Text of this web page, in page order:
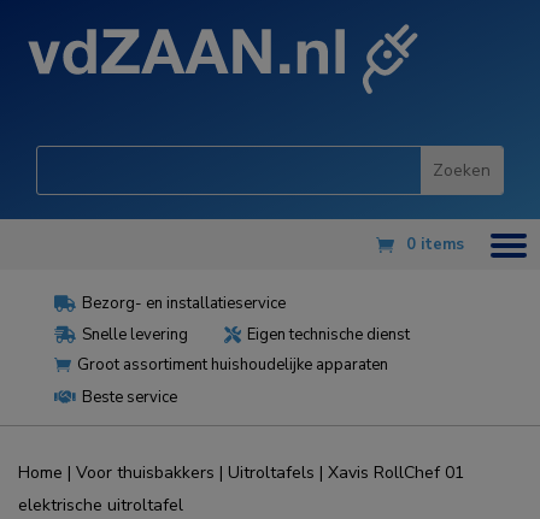
0 items
 Bezorg- en installatieservice
 Snelle levering  Eigen technische dienst
 Groot assortiment huishoudelijke apparaten
 Beste service
Home | Voor thuisbakkers | Uitroltafels | Xavis RollChef 01
elektrische uitroltafel